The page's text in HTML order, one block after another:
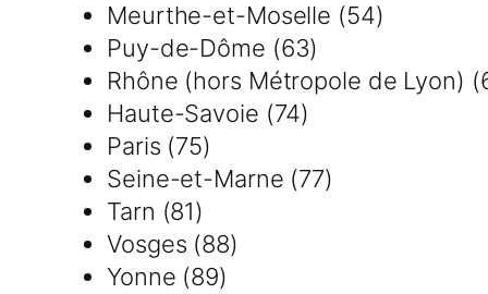
Meurthe-et-Moselle (54)
Puy-de-Dôme (63)
Rhône (hors Métropole de Lyon)
Haute-Savoie (74)
Paris (75)
Seine-et-Marne (77)
Tarn (81)
Vosges (88)
Yonne (89)